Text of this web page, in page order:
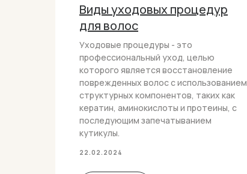
Виды уходовых процедур
для волос
Уходовые процедуры - это
профессиональный уход, целью
которого является восстановление
поврежденных волос с использованием
структурных компонентов, таких как
кератин, аминокислоты и протеины, с
последующим запечатыванием
кутикулы.
22.02.2024